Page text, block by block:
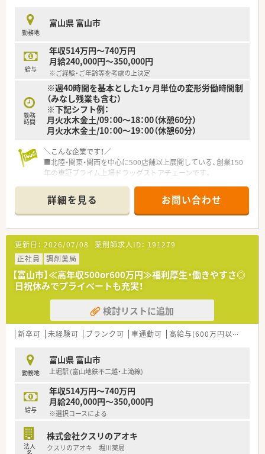
■年間休日が120日とワークライフバランスが整っています
たくさんあります！
勤務地
富山県 富山市
給与
年収514万円～740万円
月給240,000円～350,000円
※ご経験・ご年齢等を考慮の上決定
勤務
時間
※週40時間を基本とした1ヶ月単位の変形労働時間制
（みなし残業も含む）
※下記シフト例：
月火水木金土/09：00～18：00（休憩60分）
月火水木金土/10：00～19：00（休憩60分）
＼こんな企業です！／
■北陸・関東・関西を中心に500店舗以上展開している、創業150
年の東証プライム上場ドラッグストアチェーンです。
トに、調剤部門やビューティー部門・フード部門など様々な業態
の部門を1店舗に集約したお店作りが特徴です。
＼職場環境は？／
■ドラッグストア部門と調剤部門で配属が分かれており、医療事
務スタッフも常駐している為、薬剤師業務に注力できる環境が整
っております。※OTC領域を学ぶために、配属店舗のエリア内に
て3か月程研修を設けられております。
■待合室には無料ドリンクサービスなど患者様のストレスを軽
減しクレームの発生を未然に防ぐことで、従業員の方々を守る取
り組みがなされています。
★コンサルタントのオススメポイント★
■キャリアアップを目指される方にオススメ！2年目で薬局長・4
ございます
■座り投薬により、患者様とじっくりお話しすることができま
す。
■1日8時間勤務の【プライベート充実型】か1日9時間勤務の【キ
ャリア重視型】のコースがお選び頂けます！
詳細を見る お問い合わせ
更新日： 2026/07/08 薬剤師求人ID： 191279
正社員
調剤薬局
【富山市】≪高年収500or600万円≫福利厚生・働きやすさ◎
日祝休みでプライベートも充実！
検討リストに追加
新卒可 未経験可 ブランク可 車通勤可 高給与(600万円以上)
勤務地
富山県 富山市
上堀駅 (富山地鉄不二越・上滝線)
給与
年収514万円～740万円
月給240,000円～350,000円
※選択コースによる
法人
株式会社クスリのアオキ
クスリのアオキ 堀川薬局